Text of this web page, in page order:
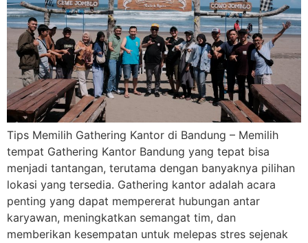
Tips Memilih Gathering Kantor di Bandung – Memilih
tempat Gathering Kantor Bandung yang tepat bisa
menjadi tantangan, terutama dengan banyaknya pilihan
lokasi yang tersedia. Gathering kantor adalah acara
penting yang dapat mempererat hubungan antar
karyawan, meningkatkan semangat tim, dan
memberikan kesempatan untuk melepas stres sejenak